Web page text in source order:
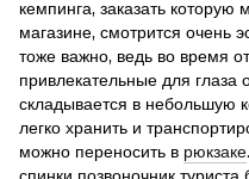
кемпинга, заказать
магазине, смотрится очень
тоже важно, ведь во время
привлекательные для
складывается в небольшую
легко хранить и
можно переносить в рюкзаке